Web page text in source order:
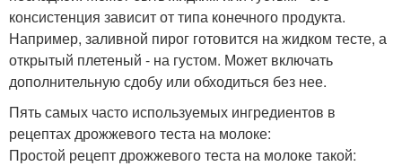
консистенция зависит от типа конечного продукта.
Например, заливной пирог готовится на жидком тесте, а
открытый плетеный - на густом. Может включать
дополнительную сдобу или обходиться без нее.
Пять самых часто используемых ингредиентов в
рецептах дрожжевого теста на молоке:
Простой рецепт дрожжевого теста на молоке такой: